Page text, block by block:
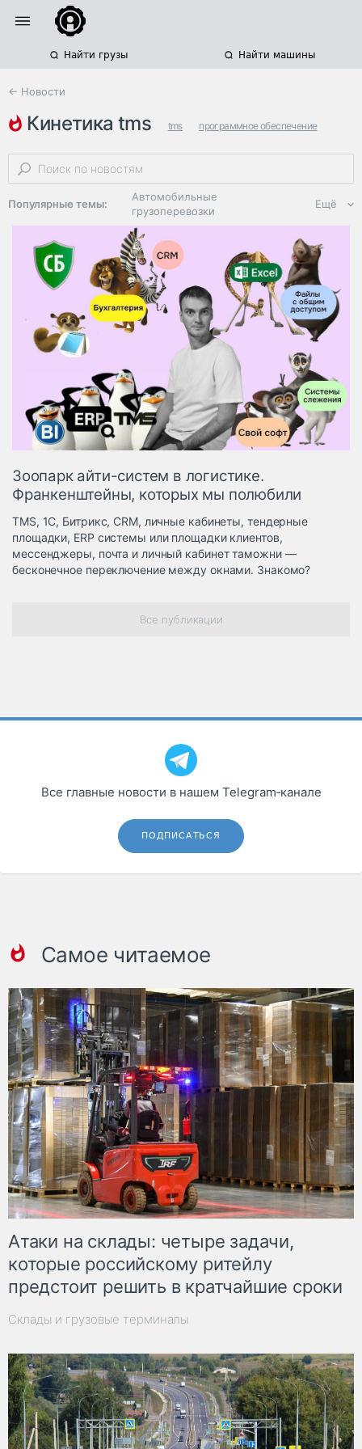
Найти грузы Найти машины
← Новости
кинетика tms tms программное обеспечение
Популярные темы:
Автомобильные
грузоперевозки
Региональная
логистика
ЭДО, ИТ в
логистике
Дороги,
инфраструктура
Логистика, грузы
Негабаритные и
опасные грузы
Безопасность и
страхование
грузовые
терминалы
Коммерческий
транспорт
Ещё
Зоопарк айти-систем в логистике.
Франкенштейны, которых мы полюбили
TMS, 1С, Битрикс, CRM, личные кабинеты, тендерные
площадки, ERP системы или площадки клиентов,
мессенджеры, почта и личный кабинет таможни —
бесконечное переключение между окнами. Знакомо?
Все публикации
Все главные новости в нашем Telegram‑канале
ПОДПИСАТЬСЯ
Самое читаемое
Атаки на склады: четыре задачи,
которые российскому ритейлу
предстоит решить в кратчайшие сроки
Склады и грузовые терминалы